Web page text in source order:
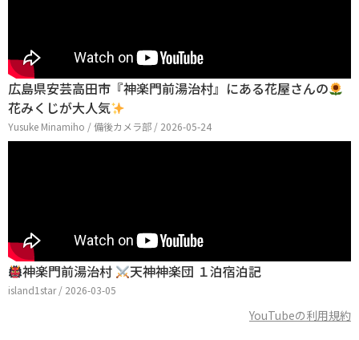
広島県安芸高田市『神楽門前湯治村』にある花屋さんの
花みくじが大人気
Yusuke Minamiho / 備後カメラ部 / 2026-05-24
神楽門前湯治村 天神神楽団 １泊宿泊記
island1star / 2026-03-05
YouTubeの利用規約